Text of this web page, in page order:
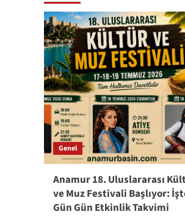
Genel
Anamur 18. Uluslararası
ve Muz Festivali Başlıyor:
Gün Gün Etkinlik Takvimi